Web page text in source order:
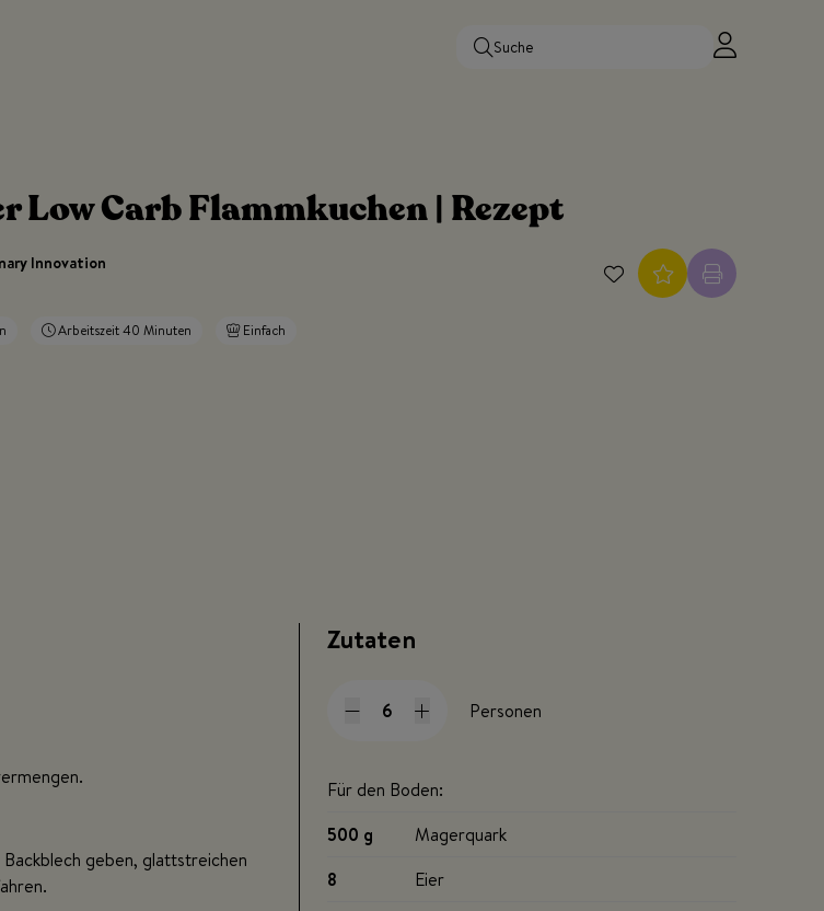
Low Carb Flammkuchen | Rezept
Innovation
Arbeitszeit 40 Minuten Einfach
Zutaten
Personen
Für den Boden:
500 g
Magerquark
8
Eier
geben, glattstreichen